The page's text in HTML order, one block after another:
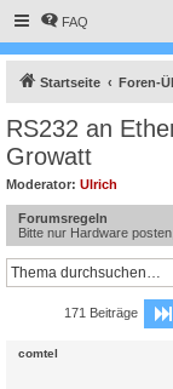
FAQ
Startseite Foren-
RS232 an
Growatt
Moderator: Ulrich
Forumsregeln
Bitte nur Hardware
171 Beiträge
comtel